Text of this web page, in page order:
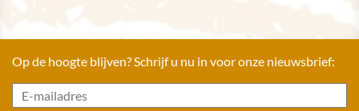
Op de hoogte blijven? Schrijf u nu in voor onze nieuwsbrief: